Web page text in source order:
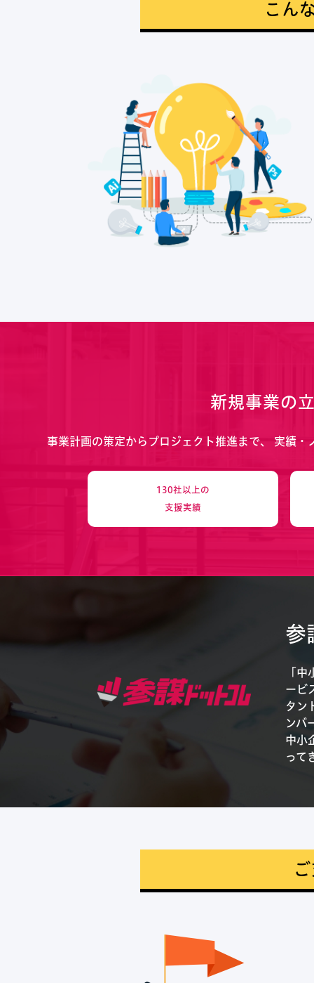
こん
新規事業の
事業計画の策定からプロジェクト推進まで、 実績・
130社以上の
支援実績
参
「
ービ
タン
ンバ
中小
って